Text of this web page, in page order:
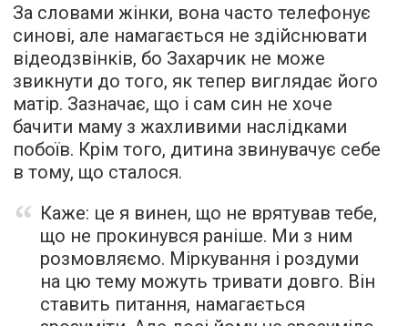
За словами жінки, вона часто телефонує
синові, але намагається не здійснювати
відеодзвінків, бо Захарчик не може
звикнути до того, як тепер виглядає його
матір. Зазначає, що і сам син не хоче
бачити маму з жахливими наслідками
побоїв. Крім того, дитина звинувачує себе
в тому, що сталося.
Каже: це я винен, що не врятував тебе,
що не прокинувся раніше. Ми з ним
розмовляємо. Міркування і роздуми
на цю тему можуть тривати довго. Він
ставить питання, намагається